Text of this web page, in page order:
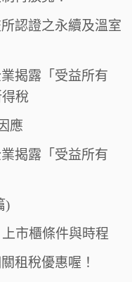
認證之永續及溫室
揭露「受益所有
稅
應
揭露「受益所有
)
市櫃條件與時程
租稅優惠喔！